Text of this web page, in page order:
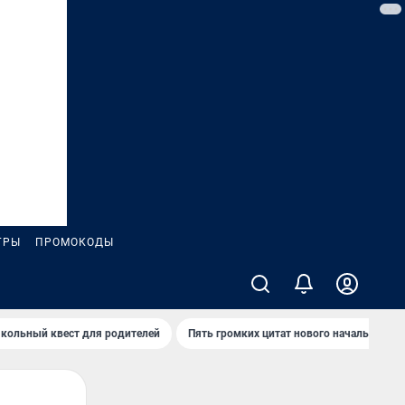
ПРОМОКОДЫ
квест для родителей Пять громких цитат нового начальника